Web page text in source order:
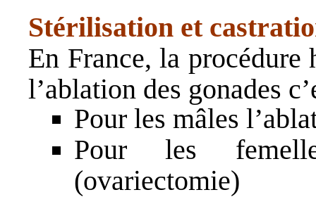
Stérilisation et
En France, la
l’ablation des gonades
Pour les mâles
Pour les
(ovariectomie)